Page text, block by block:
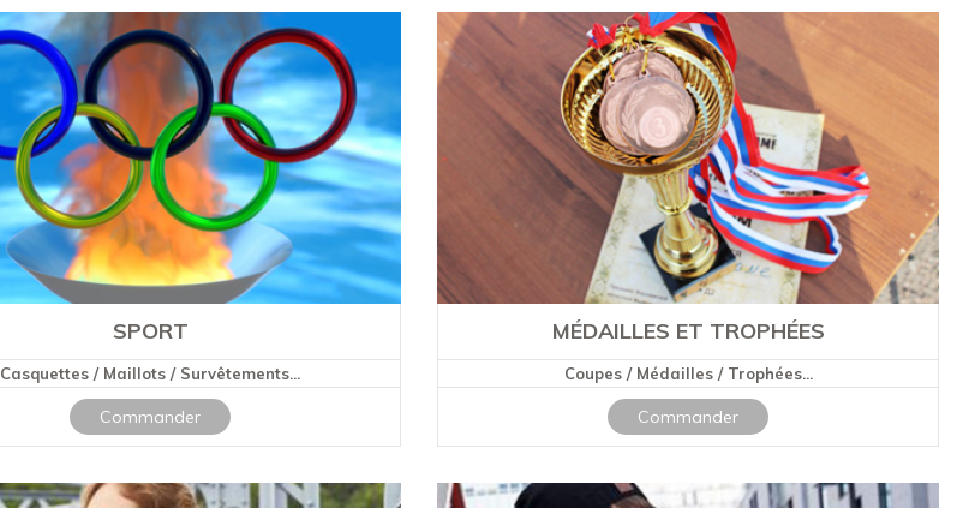
SPORT
Casquettes / Maillots / Survêtements...
Commander
MÉDAILLES ET TROPHÉES
Coupes / Médailles / Trophées...
Commander